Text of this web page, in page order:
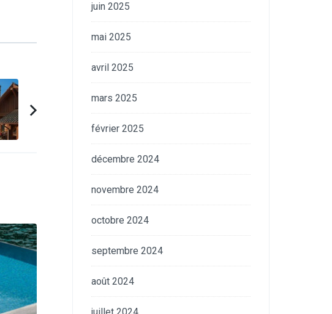
juin 2025
mai 2025
avril 2025
mars 2025
février 2025
décembre 2024
novembre 2024
octobre 2024
septembre 2024
août 2024